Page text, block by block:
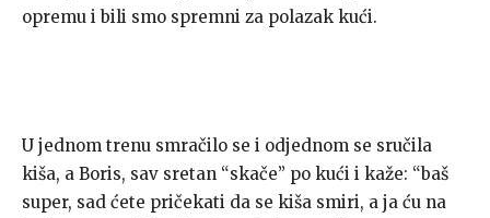
opremu i bili smo spremni za polazak kući.
U jednom trenu smračilo se i odjednom se sručila
kiša, a Boris, sav sretan “skače” po kući i kaže: “baš
super, sad ćete pričekati da se kiša smiri, a ja ću na